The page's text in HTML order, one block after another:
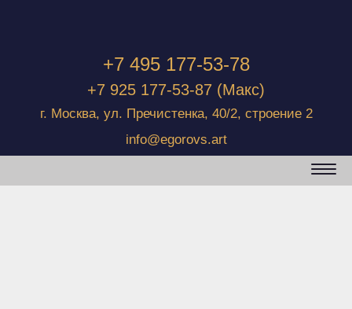
+7 495 177-53-78
+7 925 177-53-87 (Макс)
г. Москва, ул. Пречистенка, 40/2, строение 2
info@egorovs.art